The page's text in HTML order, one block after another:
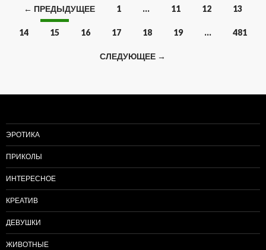
Навигация
← ПРЕДЫДУЩЕЕ 1 … 11 12 13
14 15 16 17 18 19 … 481
СЛЕДУЮЩЕЕ →
ЭРОТИКА
ПРИКОЛЫ
ИНТЕРЕСНОЕ
КРЕАТИВ
ДЕВУШКИ
ЖИВОТНЫЕ